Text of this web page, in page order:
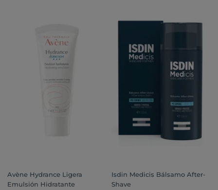
Avène Hydrance Ligera
Emulsión Hidratante
Isdin Medicis Bálsamo After-
Shave